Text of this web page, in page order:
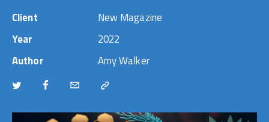
Client
New Magazine
Year
2022
Author
Amy Walker